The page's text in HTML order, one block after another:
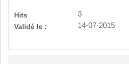
Hits
3
Validé le :
14-07-2015